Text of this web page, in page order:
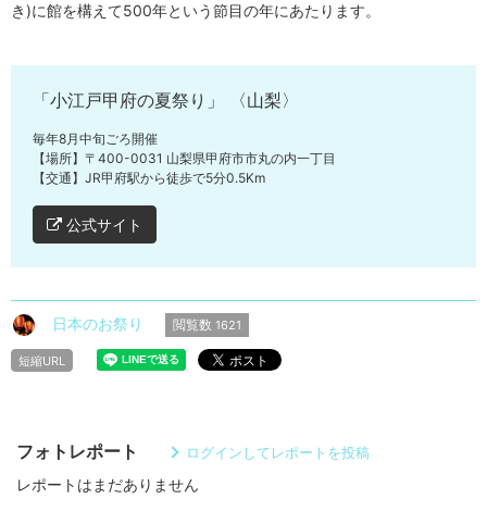
き)に館を構えて500年という節目の年にあたります。
「小江戸甲府の夏祭り」 〈山梨〉
毎年8月中旬ごろ開催
【場所】〒400-0031 山梨県甲府市市丸の内一丁目
【交通】JR甲府駅から徒歩で5分0.5Km
公式サイト
日本のお祭り 閲覧数 1621
短縮URL
フォトレポート ログインしてレポートを投稿
レポートはまだありません